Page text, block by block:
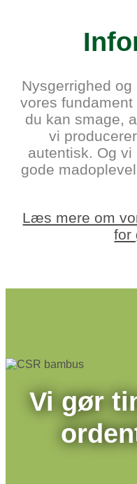
Nysgerrighed
vores
du kan smage,
vi
autentisk. Og
gode
Læs mere om
for
Vi gør